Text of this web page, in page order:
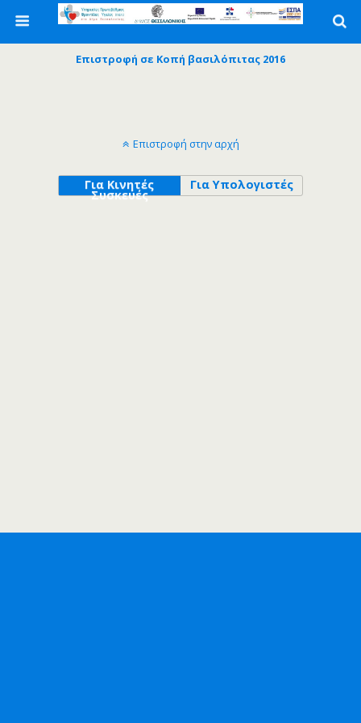
Επιστροφή σε Κοπή βασιλόπιτας 2016
Επιστροφή στην αρχή
Για Κινητές
Συσκευές
Για Υπολογιστές